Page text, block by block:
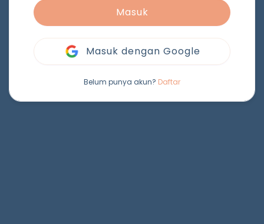
Masuk
Masuk dengan Google
Belum punya akun? Daftar